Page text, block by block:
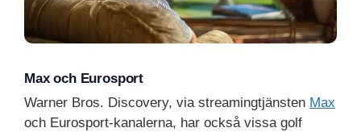
Max och Eurosport
Warner Bros. Discovery, via streamingtjänsten Max
och Eurosport-kanalerna, har också vissa golf